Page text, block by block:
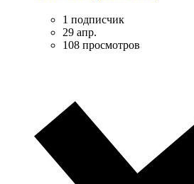
1 подписчик
29 апр.
108 просмотров